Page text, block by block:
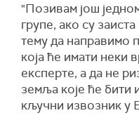
"Позивам још
групе, ако су
тему да направимо
која ће имати неки
експерте, а да не
земља које ће бити
кључни извозник у